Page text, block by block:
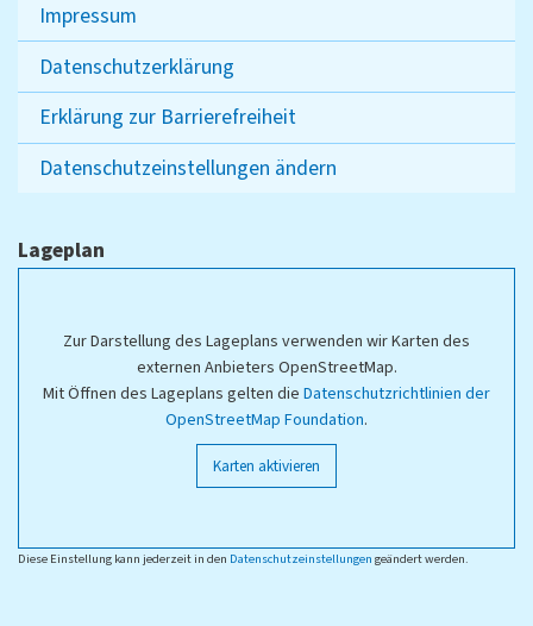
Impressum
Datenschutzerklärung
Erklärung zur Barrierefreiheit
Datenschutzeinstellungen ändern
Lageplan
Zur Darstellung des Lageplans verwenden wir Karten des
externen Anbieters OpenStreetMap.
Mit Öffnen des Lageplans gelten die Datenschutzrichtlinien der
OpenStreetMap Foundation.
Karten aktivieren
Diese Einstellung kann jederzeit in den Datenschutzeinstellungen geändert werden.